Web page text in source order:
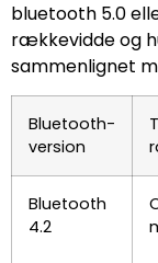
bluetooth 5.0
rækkevidde og
sammenlignet
Bluetooth-
version
Bluetooth
4.2